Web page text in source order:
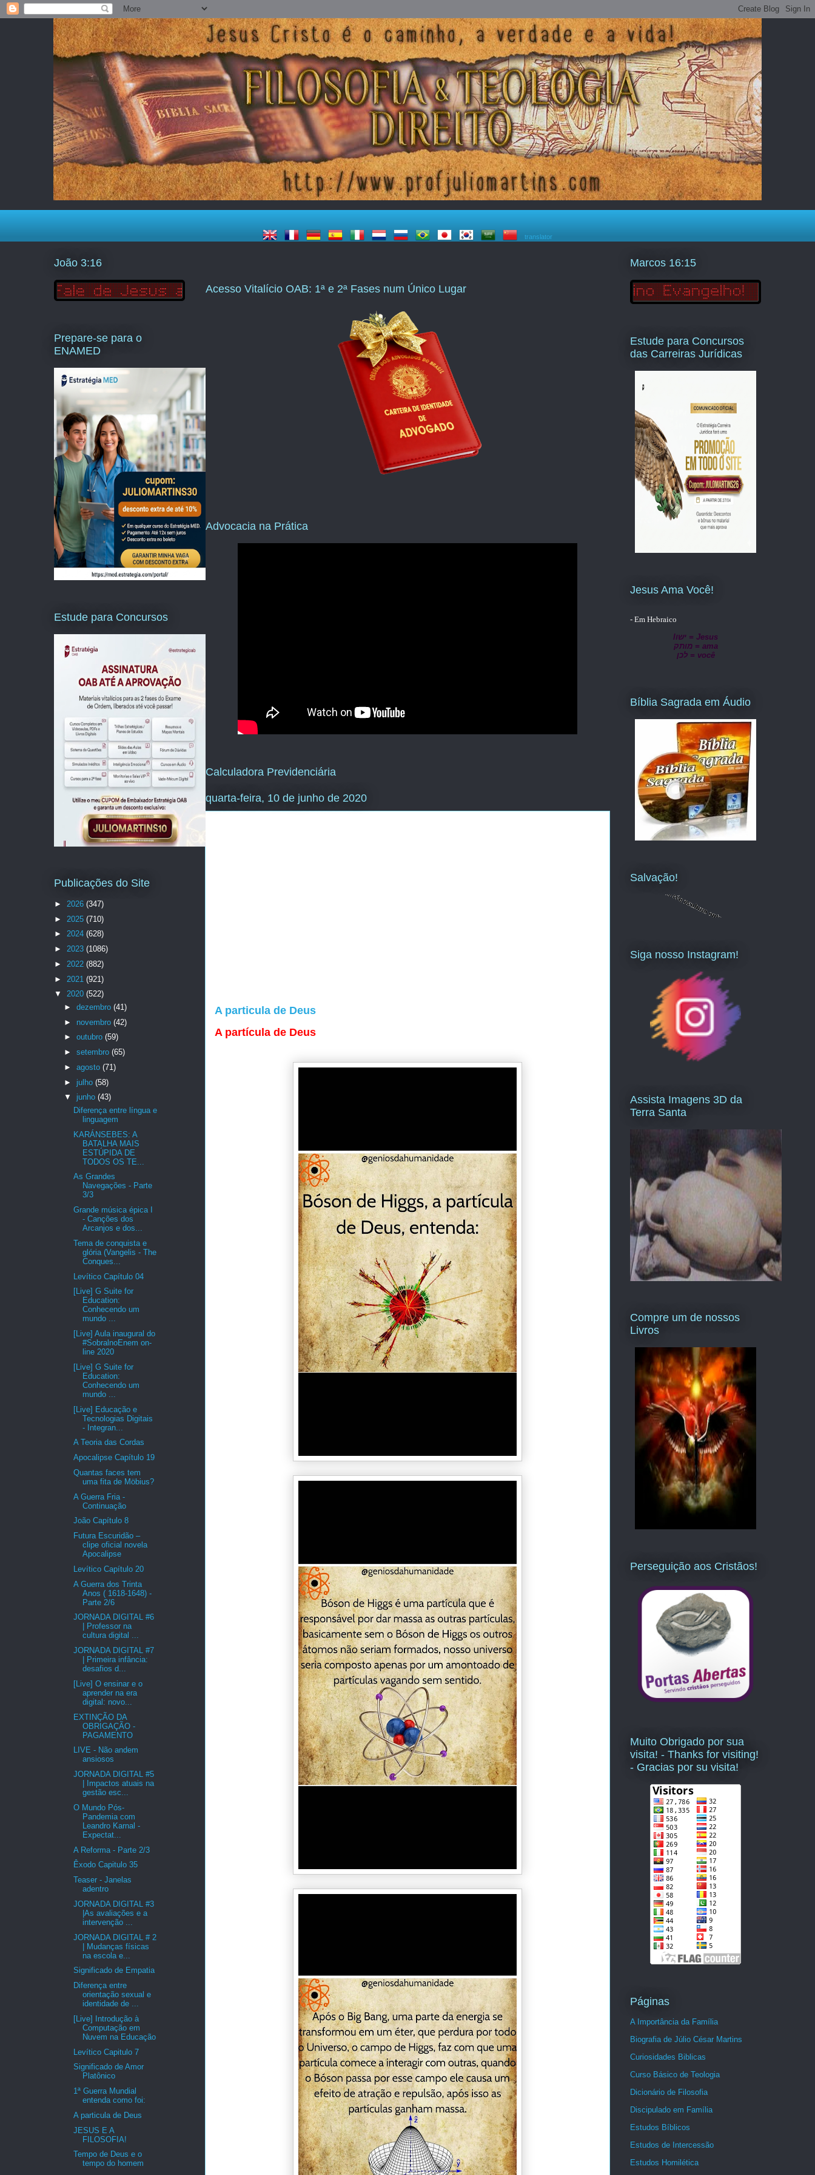
translator
Acesso Vitalício OAB: 1ª e 2ª Fases num Único Lugar
Advocacia na Prática
Calculadora Previdenciária
quarta-feira, 10 de junho de 2020
A particula de Deus
A partícula de Deus
João 3:16
Prepare-se para o
ENAMED
Estude para Concursos
Publicações do Site
► 2026 (347)
► 2025 (710)
► 2024 (628)
► 2023 (1086)
► 2022 (882)
► 2021 (921)
▼ 2020 (522)
► dezembro (41)
► novembro (42)
► outubro (59)
► setembro (65)
► agosto (71)
► julho (58)
▼ junho (43)
Diferença entre língua e
linguagem
KARÁNSEBES: A
BATALHA MAIS
ESTÚPIDA DE
TODOS OS TE...
As Grandes
Navegações - Parte
3/3
Grande música épica I
- Canções dos
Arcanjos e dos...
Tema de conquista e
glória (Vangelis - The
Conques...
Levítico Capítulo 04
[Live] G Suite for
Education:
Conhecendo um
mundo ...
[Live] Aula inaugural do
#SobralnoEnem on-
line 2020
[Live] G Suite for
Education:
Conhecendo um
mundo ...
[Live] Educação e
Tecnologias Digitais
- Integran...
A Teoria das Cordas
Apocalipse Capítulo 19
Quantas faces tem
uma fita de Möbius?
A Guerra Fria -
Continuação
João Capítulo 8
Futura Escuridão –
clipe oficial novela
Apocalipse
Levítico Capítulo 20
A Guerra dos Trinta
Anos ( 1618-1648) -
Parte 2/6
JORNADA DIGITAL #6
| Professor na
cultura digital ...
JORNADA DIGITAL #7
| Primeira infância:
desafios d...
[Live] O ensinar e o
aprender na era
digital: novo...
EXTINÇÃO DA
OBRIGAÇÃO -
PAGAMENTO
LIVE - Não andem
ansiosos
JORNADA DIGITAL #5
| Impactos atuais na
gestão esc...
O Mundo Pós-
Pandemia com
Leandro Karnal -
Expectat...
A Reforma - Parte 2/3
Êxodo Capitulo 35
Teaser - Janelas
adentro
JORNADA DIGITAL #3
|As avaliações e a
intervenção ...
JORNADA DIGITAL # 2
| Mudanças físicas
na escola e...
Significado de Empatia
Diferença entre
orientação sexual e
identidade de ...
[Live] Introdução à
Computação em
Nuvem na Educação
Levítico Capitulo 7
Significado de Amor
Platônico
1ª Guerra Mundial
entenda como foi:
A particula de Deus
JESUS E A
FILOSOFIA!
Tempo de Deus e o
tempo do homem
Marcos 16:15
Estude para Concursos
das Carreiras Jurídicas
Jesus Ama Você!
- Em Hebraico
lישו = Jesus
מותק = ama
לכן = você
Bíblia Sagrada em Áudio
Salvação!
Siga nosso Instagram!
Assista Imagens 3D da
Terra Santa
Compre um de nossos
Livros
Perseguição aos Cristãos!
Muito Obrigado por sua
visita! - Thanks for visiting!
- Gracias por su visita!
Páginas
A Importância da Família
Biografia de Júlio César Martins
Curiosidades Biblicas
Curso Básico de Teologia
Dicionário de Filosofia
Discipulado em Família
Estudos Bíblicos
Estudos de Intercessão
Estudos Homilética